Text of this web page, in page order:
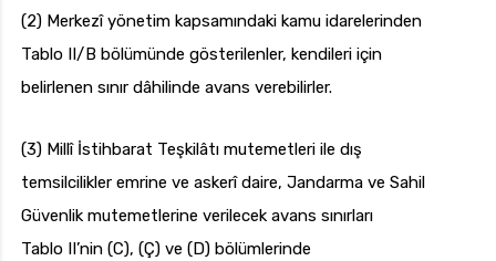
(2) Merkezî yönetim kapsamındaki kamu idarelerinden
Tablo II/B bölümünde gösterilenler, kendileri için
belirlenen sınır dâhilinde avans verebilirler.
(3) Millî İstihbarat Teşkilâtı mutemetleri ile dış
temsilcilikler emrine ve askerî daire, Jandarma ve Sahil
Güvenlik mutemetlerine verilecek avans sınırları
Tablo II’nin (C), (Ç) ve (D) bölümlerinde